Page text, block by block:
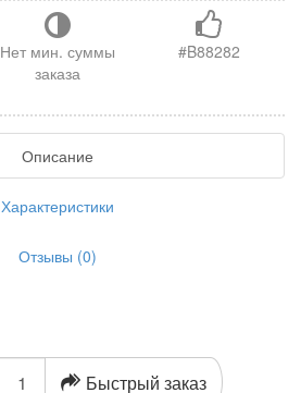
Нет мин. суммы
заказа
#B88282
Описание
Характеристики
Отзывы (0)
Быстрый заказ